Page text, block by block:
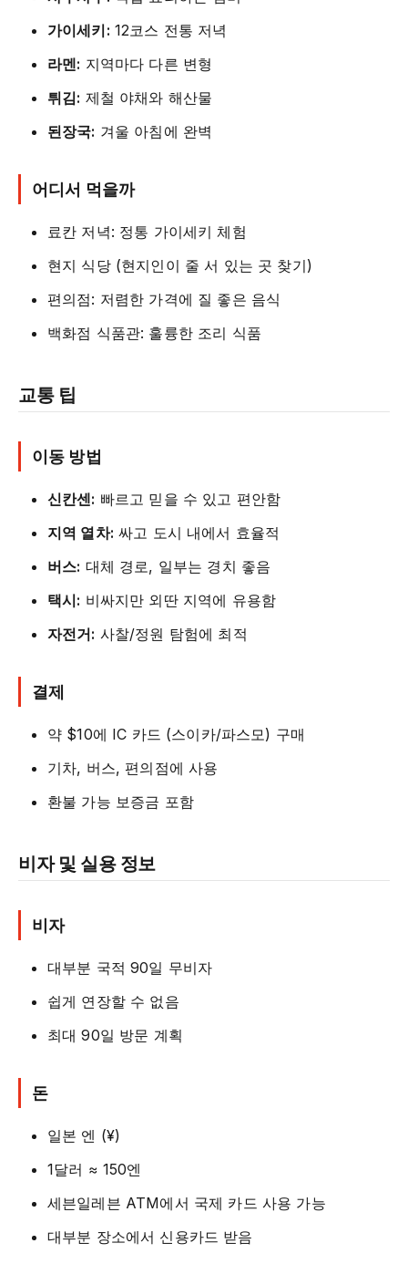
가이세키: 12코스 전통 저녁
라멘: 지역마다 다른 변형
튀김: 제철 야채와 해산물
된장국: 겨울 아침에 완벽
어디서 먹을까
료칸 저녁: 정통 가이세키 체험
현지 식당 (현지인이 줄 서 있는 곳 찾기)
편의점: 저렴한 가격에 질 좋은 음식
백화점 식품관: 훌륭한 조리 식품
교통 팁
이동 방법
신칸센: 빠르고 믿을 수 있고 편안함
지역 열차: 싸고 도시 내에서 효율적
버스: 대체 경로, 일부는 경치 좋음
택시: 비싸지만 외딴 지역에 유용함
자전거: 사찰/정원 탐험에 최적
결제
약 $10에 IC 카드 (스이카/파스모) 구매
기차, 버스, 편의점에 사용
환불 가능 보증금 포함
비자 및 실용 정보
비자
대부분 국적 90일 무비자
쉽게 연장할 수 없음
최대 90일 방문 계획
돈
일본 엔 (¥)
1달러 ≈ 150엔
세븐일레븐 ATM에서 국제 카드 사용 가능
대부분 장소에서 신용카드 받음